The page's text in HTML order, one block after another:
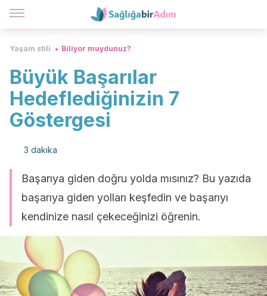
Yaşam stili Biliyor muydunuz?
Büyük Başarılar
Hedeflediğinizin 7
Göstergesi
3 dakika
Başarıya giden doğru yolda mısınız? Bu yazıda
başarıya giden yolları keşfedin ve başarıyı
kendinize nasıl çekeceğinizi öğrenin.